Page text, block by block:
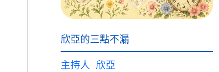
欣亞的三點不漏
主持人 欣亞